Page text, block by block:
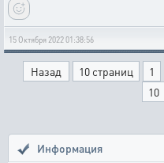
15 Октября 2022 01:38:56
Назад 10 страниц 1
10
Информация